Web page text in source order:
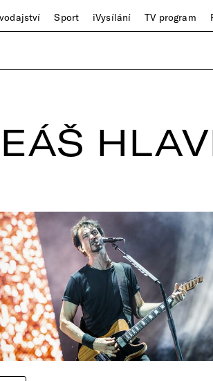
Sport iVysílání TV program